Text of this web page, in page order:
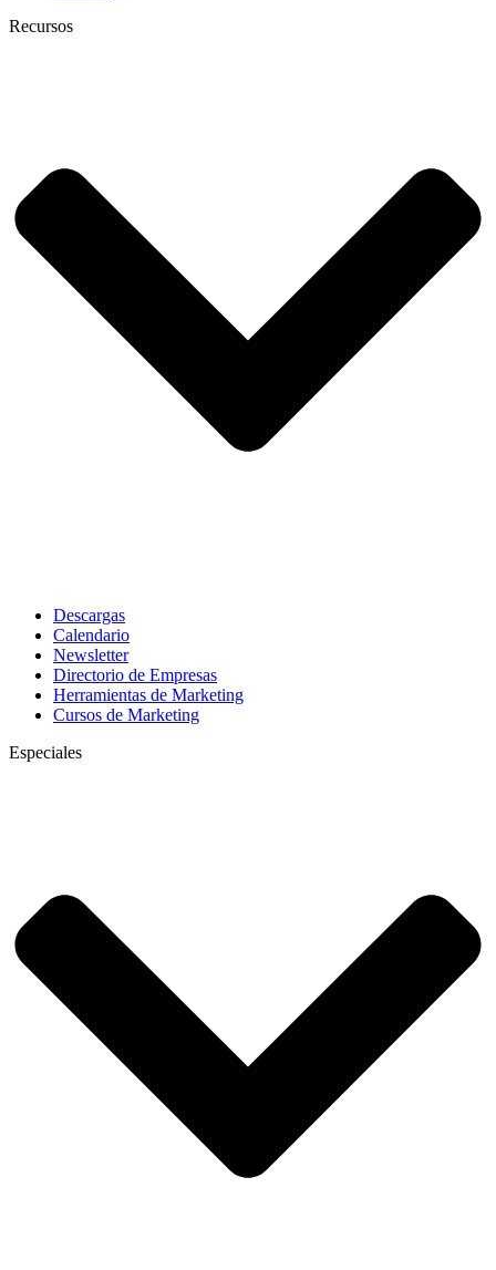
Recursos
Descargas
Calendario
Newsletter
Directorio de Empresas
Herramientas de Marketing
Cursos de Marketing
Especiales